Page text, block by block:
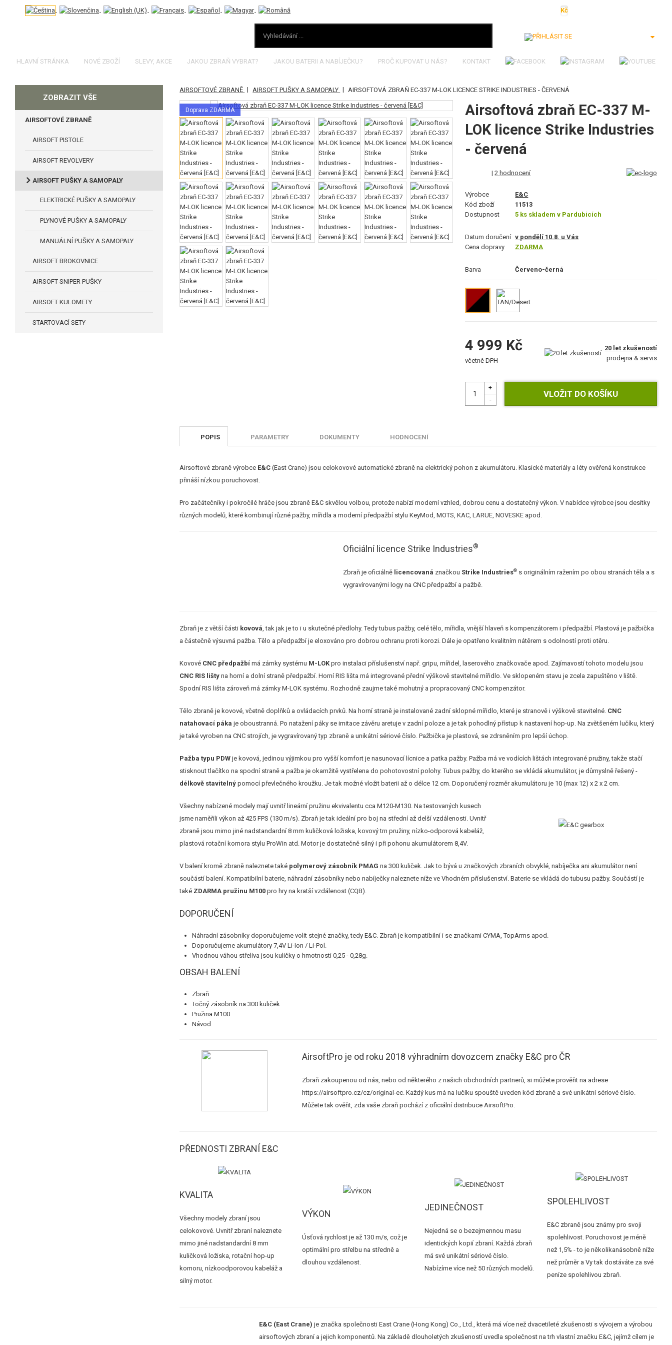
Kč
HLAVNÍ STRÁNKA NOVÉ ZBOŽÍ SLEVY, AKCE JAKOU ZBRAŇ VYBRAT? JAKOU BATERII A NABÍJEČKU? PROČ KUPOVAT U NÁS? KONTAKT
KATEGORIE
ZOBRAZIT VŠE
AIRSOFTOVÉ ZBRANĚ
AIRSOFT PISTOLE
AIRSOFT REVOLVERY
AIRSOFT PUŠKY A SAMOPALY
ELEKTRICKÉ PUŠKY A SAMOPALY
PLYNOVÉ PUŠKY A SAMOPALY
MANUÁLNÍ PUŠKY A SAMOPALY
AIRSOFT BROKOVNICE
AIRSOFT SNIPER PUŠKY
AIRSOFT KULOMETY
STARTOVACÍ SETY
AIRSOFTOVÉ ZBRANĚ | AIRSOFT PUŠKY A SAMOPALY | AIRSOFTOVÁ ZBRAŇ EC-337 M-LOK LICENCE STRIKE INDUSTRIES - ČERVENÁ
Doprava ZDARMA
Airsoftová zbraň EC-337 M-
LOK licence Strike Industries
- červená
|2 hodnocení
Výrobce
E&C
Kód zboží
11513
Dostupnost
5 ks skladem v Pardubicích
Datum doručení v pondělí 10.8. u Vás
Cena dopravy
ZDARMA
Barva Červeno-černá
4 999 Kč
včetně DPH
20 let zkušeností
prodejna & servis
POPIS PARAMETRY DOKUMENTY HODNOCENÍ
Airsoftové zbraně výrobce E&C (East Crane) jsou celokovové automatické zbraně na elektrický pohon z akumulátoru. Klasické materiály a léty ověřená konstrukce
přináší nízkou poruchovost.
Pro začátečníky i pokročilé hráče jsou zbraně E&C skvělou volbou, protože nabízí moderní vzhled, dobrou cenu a dostatečný výkon. V nabídce výrobce jsou desítky
různých modelů, které kombinují různé pažby, mířidla a moderní předpažbí stylu KeyMod, MOTS, KAC, LARUE, NOVESKE apod.
Oficiální licence Strike Industries®
Zbraň je oficiálně licencovaná značkou Strike Industries®s originálním ražením po obou stranách těla a s
vygravírovanými logy na CNC předpažbí a pažbě.
Zbraň je z větší části kovová, tak jak je to i u skutečné předlohy. Tedy tubus pažby, celé tělo, mířidla, vnější hlaveň s kompenzátorem i předpažbí. Plastová je pažbička
a částečně výsuvná pažba. Tělo a předpažbí je eloxováno pro dobrou ochranu proti korozi. Dále je opatřeno kvalitním nátěrem s odolností proti otěru.
Kovové CNC předpažbí má zámky systému M-LOKpro instalaci příslušenství např. gripu, mířidel, laserového značkovače apod. Zajímavostí tohoto modelu jsou
CNC RIS lišty na horní a dolní straně předpažbí. Horní RIS lišta má integrované přední výškově stavitelné mířidlo. Ve sklopeném stavu je zcela zapuštěno v liště.
Spodní RIS lišta zároveň má zámky M-LOK systému. Rozhodně zaujme také mohutný a propracovaný CNC kompenzátor.
Tělo zbraně je kovové, včetně doplňků a ovládacích prvků. Na horní straně je instalované zadní sklopné mířidlo, které je stranově i výškově stavitelné. CNC
natahovací páka je oboustranná. Po natažení páky se imitace závěru aretuje v zadní poloze a je tak pohodlný přístup k nastavení hop-up. Na zvětšeném lučíku, který
je také vyroben na CNC strojích, je vygravírovaný typ zbraně a unikátní sériové číslo. Pažbička je plastová, se zdrsněním pro lepší úchop.
Pažba typu PDW je kovová, jedinou výjimkou pro vyšší komfort je nasunovací lícnice a patka pažby. Pažba má ve vodících lištách integrované pružiny, takže stačí
stisknout tlačítko na spodní straně a pažba je okamžitě vystřelena do pohotovostní polohy. Tubus pažby, do kterého se vkládá akumulátor, je důmyslně řešený -
délkově stavitelný pomocí převlečného kroužku. Je tak možné vložit baterii až o délce 12 cm. Doporučený rozměr akumulátoru je 10 (max 12) x 2 x 2 cm.
Všechny nabízené modely mají uvnitř lineární pružinu ekvivalentu cca M120-M130. Na testovaných kusech
jsme naměřili výkon až 425 FPS (130 m/s). Zbraň je tak ideální pro boj na střední až delší vzdálenosti. Uvnitř
zbraně jsou mimo jiné nadstandardní 8 mm kuličková ložiska, kovový trn pružiny, nízko-odporová kabeláž,
plastová rotační komora stylu ProWin atd. Motor je dostatečně silný i při pohonu akumulátorem 8,4V.
V balení kromě zbraně naleznete také polymerový zásobník PMAG na 300 kuliček. Jak to bývá u značkových zbraních obvyklé, nabíječka ani akumulátor není
součástí balení. Kompatibilní baterie, náhradní zásobníky nebo nabíječky naleznete níže ve Vhodném příslušenství. Baterie se vkládá do tubusu pažby. Součástí je
také ZDARMA pružinu M100 pro hry na kratší vzdálenost (CQB).
DOPORUČENÍ
Náhradní zásobníky doporučujeme volit stejné značky, tedy E&C. Zbraň je kompatibilní i se značkami CYMA, TopArms apod.
Doporučujeme akumulátory 7,4V Li-Ion / Li-Pol.
Vhodnou váhou střeliva jsou kuličky o hmotnosti 0,25 - 0,28g.
OBSAH BALENÍ
Zbraň
Točný zásobník na 300 kuliček
Pružina M100
Návod
AirsoftPro je od roku 2018 výhradním dovozcem značky E&C pro ČR
Zbraň zakoupenou od nás, nebo od některého z našich obchodních partnerů, si můžete prověřit na adrese
https://airsoftpro.cz/cz/original-ec. Každý kus má na lučíku spouště uveden kód zbraně a své unikátní sériové číslo.
Můžete tak ověřit, zda vaše zbraň pochází z oficiální distribuce AirsoftPro.
PŘEDNOSTI ZBRANÍ E&C
KVALITA
Všechny modely zbraní jsou
celokovové. Uvnitř zbraní naleznete
mimo jiné nadstandardní 8 mm
kuličková ložiska, rotační hop-up
komoru, nízkoodporovou kabeláž a
silný motor.
VÝKON
Úsťová rychlost je až 130 m/s, což je
optimální pro střelbu na středně a
dlouhou vzdálenost.
JEDINEČNOST
Nejedná se o bezejmennou masu
identických kopií zbraní. Každá zbraň
má své unikátní sériové číslo.
Nabízíme více než 50 různých modelů.
SPOLEHLIVOST
E&C zbraně jsou známy pro svoji
spolehlivost. Poruchovost je méně
než 1,5% - to je několikanásobně níže
než průměr a Vy tak dostáváte za své
peníze spolehlivou zbraň.
E&C (East Crane) je značka společnosti East Crane (Hong Kong) Co., Ltd., která má více než dvacetileté zkušenosti s vývojem a výrobou
airsoftových zbraní a jejich komponentů. Na základě dlouholetých zkušeností uvedla společnost na trh vlastní značku E&C, jejímž cílem je